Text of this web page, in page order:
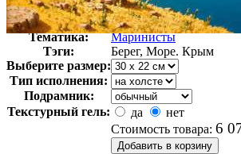
Автор:
Куинджи Архип
Арт-стиль
Русская живопись XIX
Тематика:
Маринисты
Тэги:
Берег, Море. Крым
Выберите размер:
Тип исполнения:
Подрамник:
Текстурный гель:
да
нет
Стоимость товара: 6